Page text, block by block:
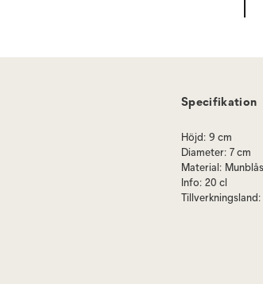
Specifikation
Höjd: 9 cm
Diameter: 7 cm
Material:
Info: 20 cl
Tillverkningsland: